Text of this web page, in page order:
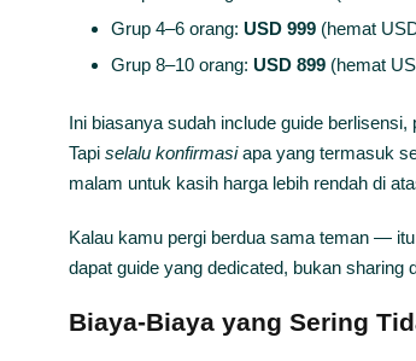
Grup 4–6 orang: USD 999 (hemat
Grup 8–10 orang: USD 899 (hemat
Ini biasanya sudah include guide
Tapi selalu konfirmasiapa yang termasuk
malam untuk kasih harga lebih rendah di
Kalau kamu pergi berdua sama teman —
dapat guide yang dedicated, bukan sharing
Biaya-Biaya yang Sering